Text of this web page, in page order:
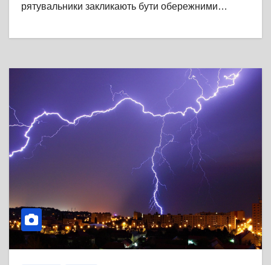
рятувальники закликають бути обережними…